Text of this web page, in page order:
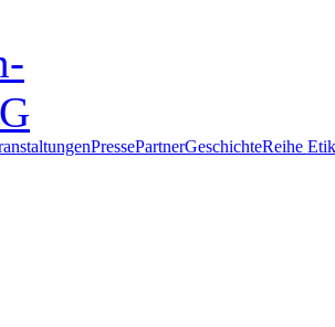
PressePartnerGeschichteReihe